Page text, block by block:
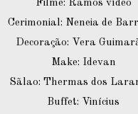
Filme: Ramos vídeo
Cerimonial: Neneia de
Decoração: Vera
Make: Idevan
Sãlao: Thermas dos
Buffet: Vinícius